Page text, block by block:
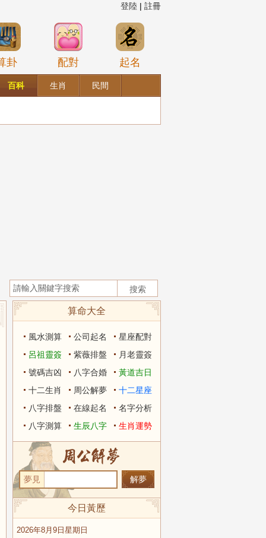
登陸 | 註冊
卦 配對 起名
百科 生肖 民間
算命大全
風水測算 公司起名
星座配對
呂祖靈簽
紫薇排盤
月老靈簽
號碼吉凶
八字合婚
黃道吉日
十二生肖
周公解夢
十二星座
八字排盤
在線起名
名字分析
八字測算
生辰八字 生肖運勢
夢見
今日黃歷
2026年8月9日星期日